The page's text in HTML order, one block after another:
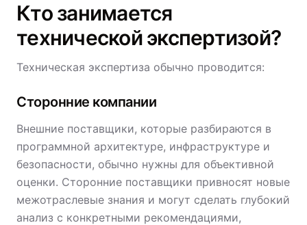
Кто занимается
технической экспертизой?
Техническая экспертиза обычно проводится:
Сторонние компании
Внешние поставщики, которые разбираются в
программной архитектуре, инфраструктуре и
безопасности, обычно нужны для объективной
оценки. Сторонние поставщики привносят новые
межотраслевые знания и могут сделать глубокий
анализ с конкретными рекомендациями,